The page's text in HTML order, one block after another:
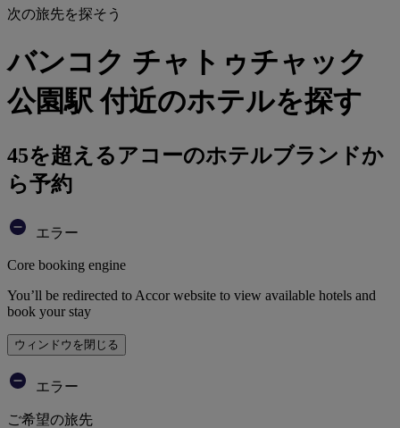
次の旅先を探そう
バンコク チャトゥチャック
公園駅 付近のホテルを探す
45を超えるアコーのホテルブランドか
ら予約
エラー
Core booking engine
You’ll be redirected to Accor website to view available hotels and
book your stay
ウィンドウを閉じる
エラー
ご希望の旅先